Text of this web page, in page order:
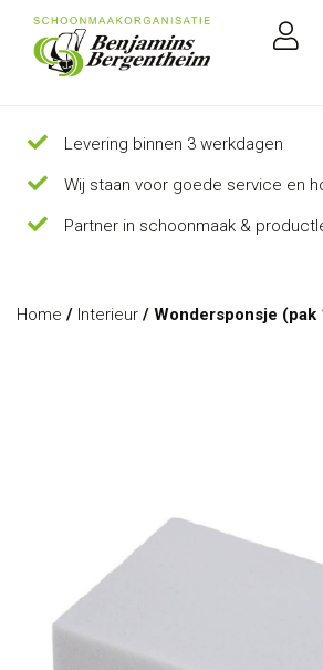
Levering binnen 3 werkdagen
Wij staan voor goede service en
Partner in schoonmaak &
Home / Interieur / Wondersponsje (pak